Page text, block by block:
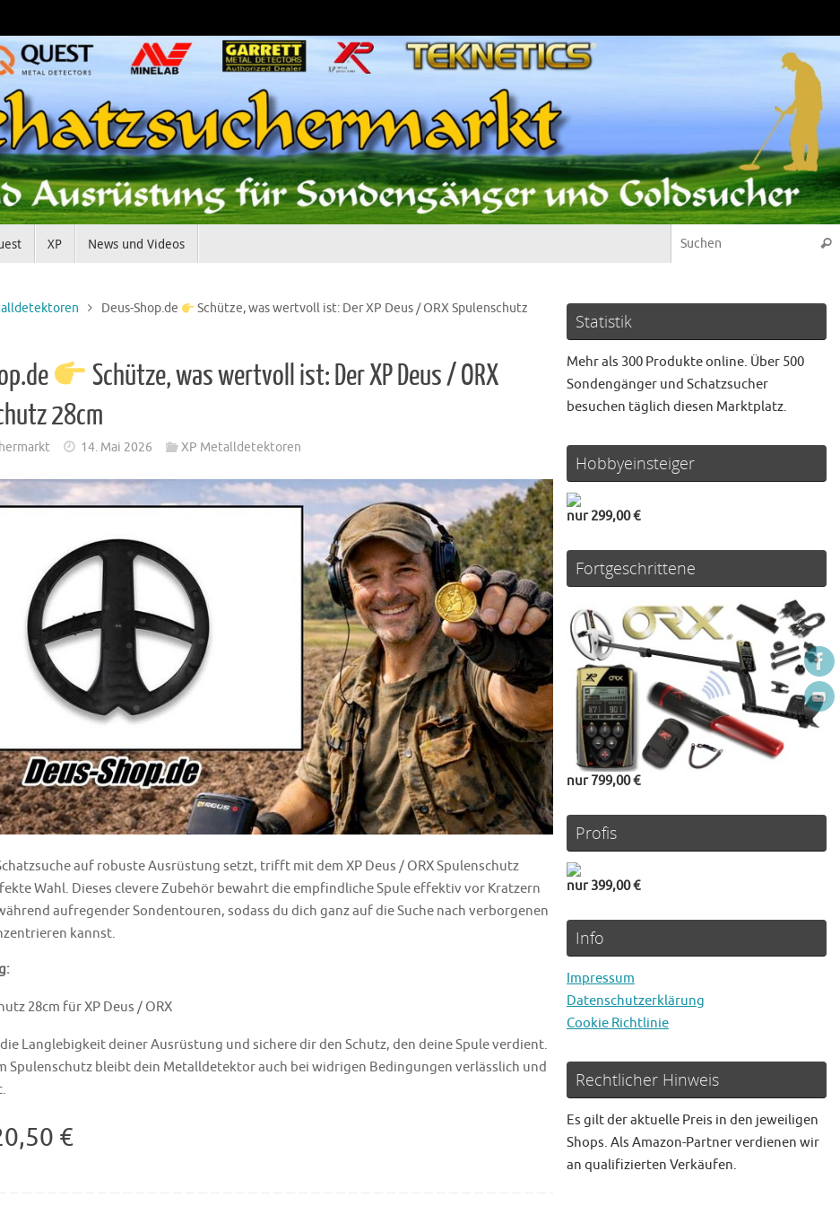
XP News und Videos
Deus-Shop.de
Schütze, was wertvoll ist: Der XP Deus / ORX Spulenschutz
Schütze, was wertvoll ist: Der XP Deus / ORX
28cm
14. Mai 2026 XP Metalldetektoren
auf robuste Ausrüstung setzt, trifft mit dem XP Deus / ORX Spulenschutz
Wahl. Dieses clevere Zubehör bewahrt die empfindliche Spule effektiv vor Kratzern
aufregender Sondentouren, sodass du dich ganz auf die Suche nach verborgenen
kannst.
28cm für XP Deus / ORX
Langlebigkeit deiner Ausrüstung und sichere dir den Schutz, den deine Spule verdient.
Spulenschutz bleibt dein Metalldetektor auch bei widrigen Bedingungen verlässlich und
€
Statistik
Mehr als 300 Produkte online. Über 500
Sondengänger und Schatzsucher
besuchen täglich diesen Marktplatz.
Hobbyeinsteiger
nur 299,00 €
Fortgeschrittene
nur 799,00 €
Profis
nur 399,00 €
Info
Impressum
Datenschutzerklärung
Cookie Richtlinie
Rechtlicher Hinweis
Es gilt der aktuelle Preis in den jeweiligen
Shops. Als Amazon-Partner verdienen wir
an qualifizierten Verkäufen.